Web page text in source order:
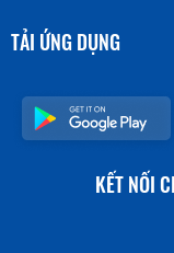
TẢI ỨNG DỤNG
KẾT NỐI